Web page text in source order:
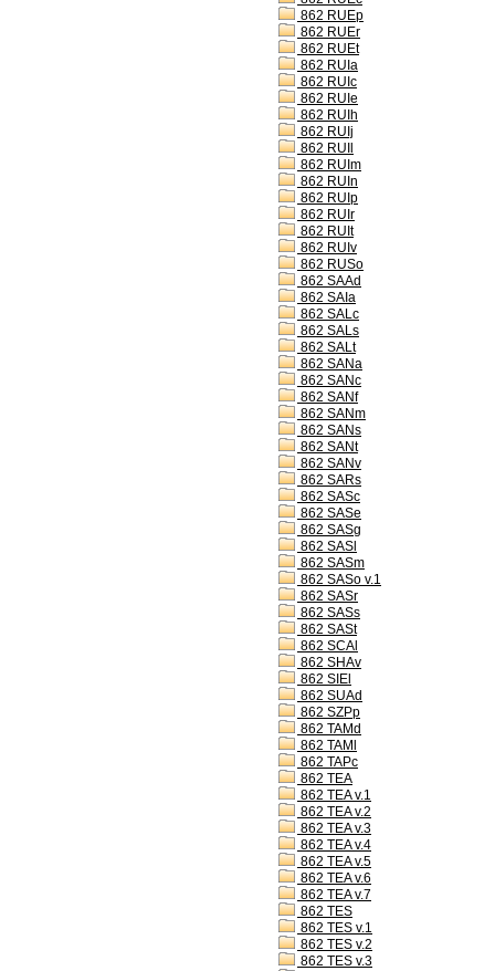
862 RUEp
862 RUEr
862 RUEt
862 RUIa
862 RUIc
862 RUIe
862 RUIh
862 RUIj
862 RUIl
862 RUIm
862 RUIn
862 RUIp
862 RUIr
862 RUIt
862 RUIv
862 RUSo
862 SAAd
862 SAIa
862 SALc
862 SALs
862 SALt
862 SANa
862 SANc
862 SANf
862 SANm
862 SANs
862 SANt
862 SANv
862 SARs
862 SASc
862 SASe
862 SASg
862 SASl
862 SASm
862 SASo v.1
862 SASr
862 SASs
862 SASt
862 SCAl
862 SHAv
862 SIEl
862 SUAd
862 SZPp
862 TAMd
862 TAMl
862 TAPc
862 TEA
862 TEA v.1
862 TEA v.2
862 TEA v.3
862 TEA v.4
862 TEA v.5
862 TEA v.6
862 TEA v.7
862 TES
862 TES v.1
862 TES v.2
862 TES v.3